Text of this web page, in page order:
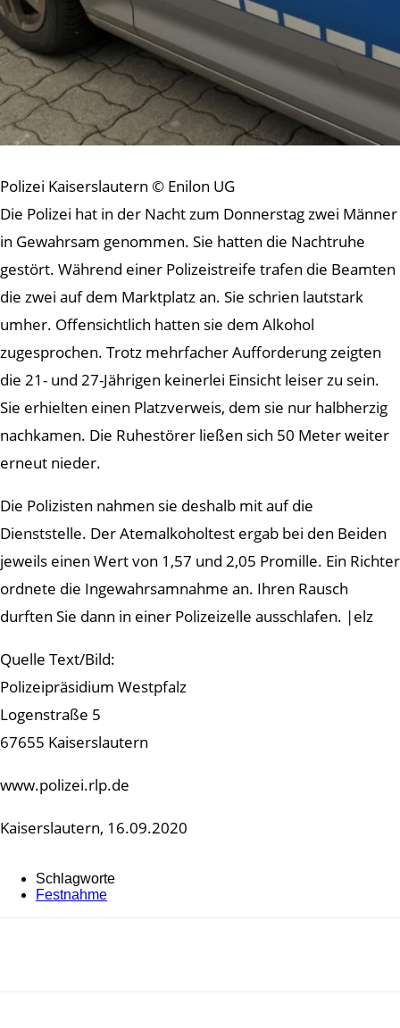
Polizei Kaiserslautern © Enilon UG
Die Polizei hat in der Nacht zum Donnerstag zwei Männer
in Gewahrsam genommen. Sie hatten die Nachtruhe
gestört. Während einer Polizeistreife trafen die Beamten
die zwei auf dem Marktplatz an. Sie schrien lautstark
umher. Offensichtlich hatten sie dem Alkohol
zugesprochen. Trotz mehrfacher Aufforderung zeigten
die 21- und 27-Jährigen keinerlei Einsicht leiser zu sein.
Sie erhielten einen Platzverweis, dem sie nur halbherzig
nachkamen. Die Ruhestörer ließen sich 50 Meter weiter
erneut nieder.
Die Polizisten nahmen sie deshalb mit auf die
Dienststelle. Der Atemalkoholtest ergab bei den Beiden
jeweils einen Wert von 1,57 und 2,05 Promille. Ein Richter
ordnete die Ingewahrsamnahme an. Ihren Rausch
durften Sie dann in einer Polizeizelle ausschlafen. |elz
Quelle Text/Bild:
Polizeipräsidium Westpfalz
Logenstraße 5
67655 Kaiserslautern
www.polizei.rlp.de
Kaiserslautern, 16.09.2020
Schlagworte
Festnahme